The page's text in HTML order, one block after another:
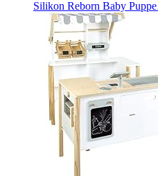
Silikon Reborn Baby